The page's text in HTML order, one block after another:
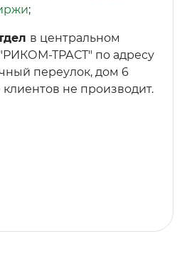
;
в центральном
ТРАСТ" по адресу
переулок, дом 6
не производит.